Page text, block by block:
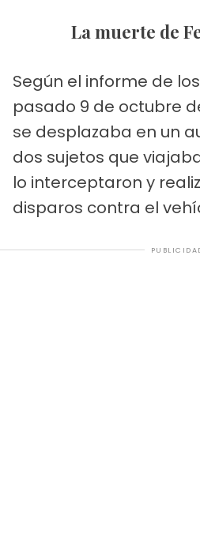
La muerte de
Según el informe de
pasado 9 de octubre
se desplazaba en un
dos sujetos que
lo interceptaron y
disparos contra el